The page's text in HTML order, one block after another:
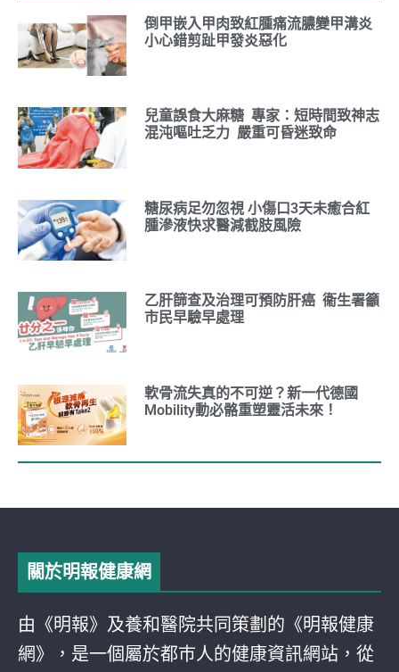
倒甲嵌入甲肉致紅腫痛流膿變甲溝炎
小心錯剪趾甲發炎惡化
兒童誤食大麻糖 專家：短時間致神志
混沌嘔吐乏力 嚴重可昏迷致命
糖尿病足勿忽視 小傷口3天未癒合紅
腫滲液快求醫減截肢風險
乙肝篩查及治理可預防肝癌 衞生署籲
市民早驗早處理
軟骨流失真的不可逆？新一代德國
Mobility動必骼重塑靈活未來！
關於明報健康網
由《明報》及養和醫院共同策劃的《明報健康
網》，是一個屬於都巿人的健康資訊網站，從